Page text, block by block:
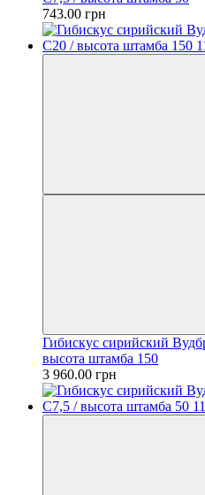
743.00 грн
Гибискус сирийский
высота штамба 150
3 960.00 грн